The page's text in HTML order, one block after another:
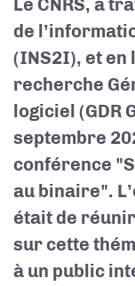
Le CNRS, à
de
(INS2I), et en
recherche
logiciel (GDR
septembre
conférence
au binaire".
était de
sur cette
à un public